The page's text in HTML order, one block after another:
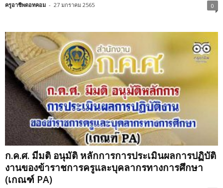
ครูอาชีพดอทคอม - 27 มกราคม 2565 0
ก.ค.ศ. มีมติ อนุมัติ หลักการการประเมินผลการปฏิบัติ
งานของข้าราชการครูและบุคลากรทางการศึกษา
(เกณฑ์ PA)